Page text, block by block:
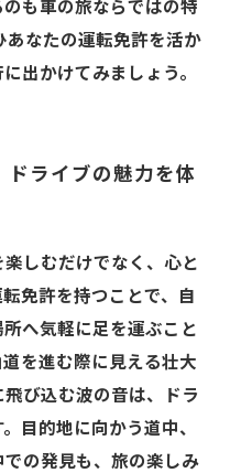
も車の旅ならではの特
あなたの運転免許を活か
出かけてみましょう。
ドライブの魅力を体
しむだけでなく、心と
免許を持つことで、自
へ気軽に足を運ぶこと
を進む際に見える壮大
び込む波の音は、ドラ
目的地に向かう道中、
の発見も、旅の楽しみ